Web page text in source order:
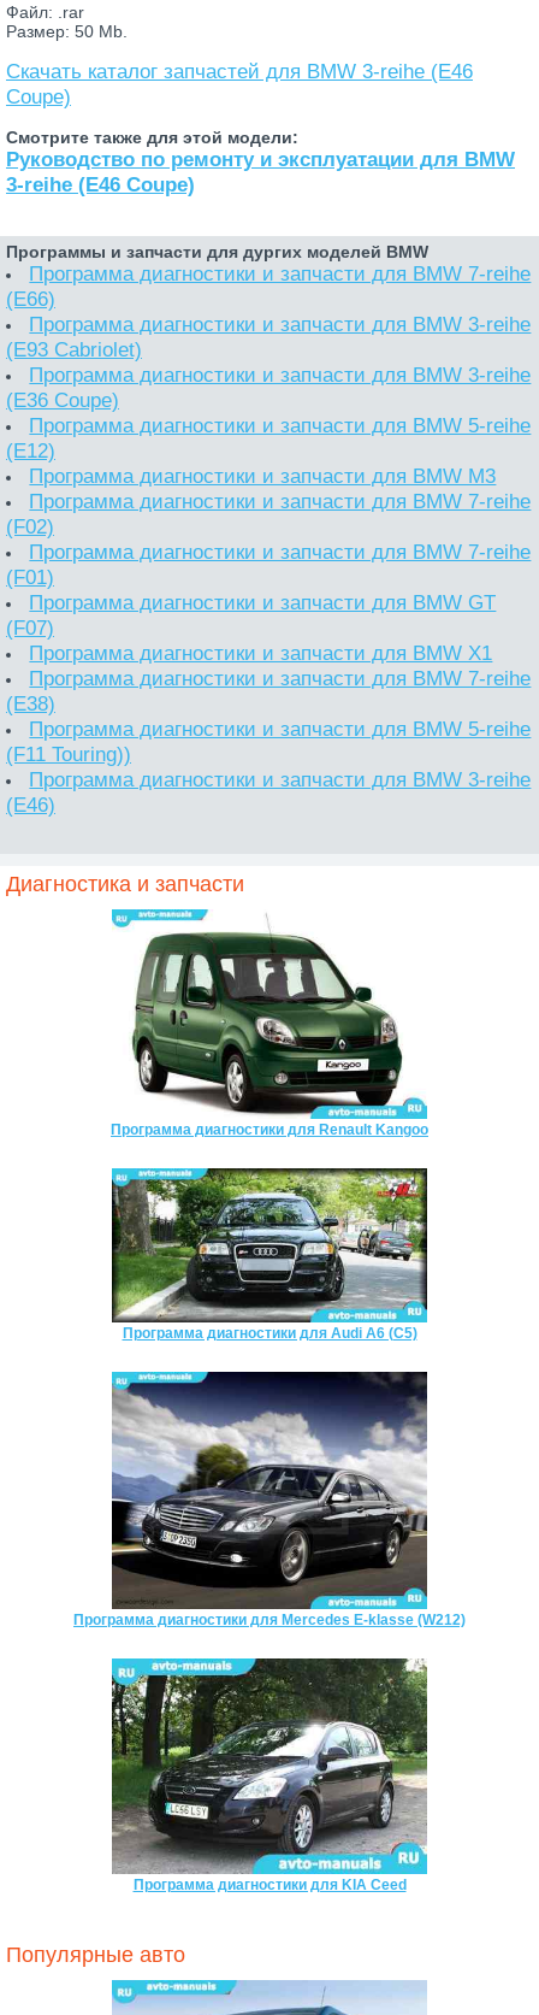
Файл: .rar
Размер: 50 Mb.
Скачать каталог запчастей для BMW 3-reihe (E46
Coupe)
Смотрите также для этой модели:
Руководство по ремонту и эксплуатации для BMW
3-reihe (E46 Coupe)
Программы и запчасти для дургих моделей BMW
Программа диагностики и запчасти для BMW 7-reihe
(E66)
Программа диагностики и запчасти для BMW 3-reihe
(E93 Cabriolet)
Программа диагностики и запчасти для BMW 3-reihe
(E36 Coupe)
Программа диагностики и запчасти для BMW 5-reihe
(E12)
Программа диагностики и запчасти для BMW M3
Программа диагностики и запчасти для BMW 7-reihe
(F02)
Программа диагностики и запчасти для BMW 7-reihe
(F01)
Программа диагностики и запчасти для BMW GT
(F07)
Программа диагностики и запчасти для BMW X1
Программа диагностики и запчасти для BMW 7-reihe
(E38)
Программа диагностики и запчасти для BMW 5-reihe
(F11 Touring))
Программа диагностики и запчасти для BMW 3-reihe
(E46)
Диагностика и запчасти
Программа диагностики для Renault Kangoo
Программа диагностики для Audi A6 (C5)
Программа диагностики для Mercedes E-klasse (W212)
Программа диагностики для KIA Ceed
Популярные авто